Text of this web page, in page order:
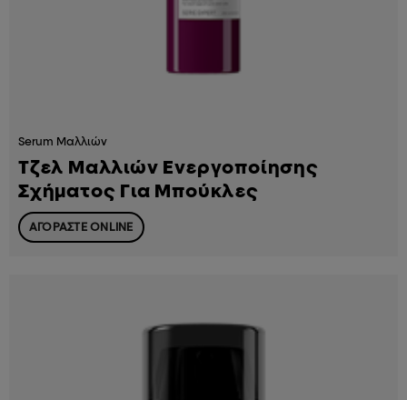
Serum Μαλλιών
Τζελ Μαλλιών Ενεργοποίησης
Σχήματος Για Μπούκλες
ΑΓΟΡΑΣΤΕ ONLINE